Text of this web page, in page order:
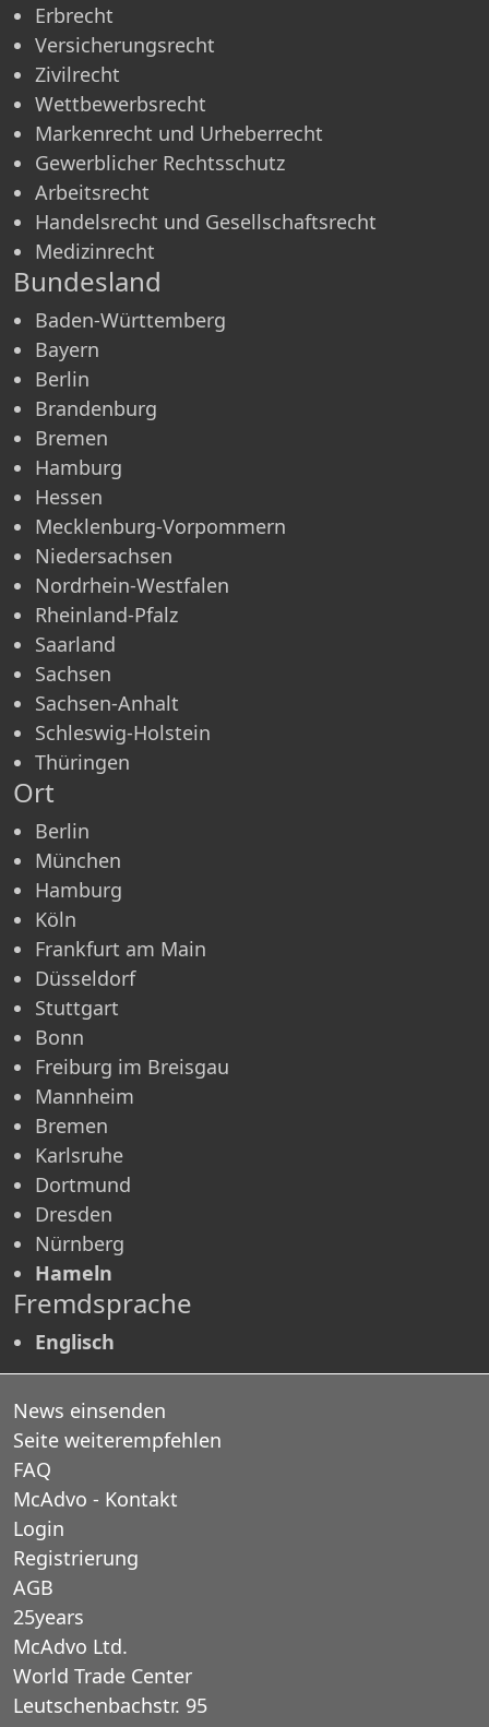
Erbrecht
Versicherungsrecht
Zivilrecht
Wettbewerbsrecht
Markenrecht und Urheberrecht
Gewerblicher Rechtsschutz
Arbeitsrecht
Handelsrecht und Gesellschaftsrecht
Medizinrecht
Bundesland
Baden-Württemberg
Bayern
Berlin
Brandenburg
Bremen
Hamburg
Hessen
Mecklenburg-Vorpommern
Niedersachsen
Nordrhein-Westfalen
Rheinland-Pfalz
Saarland
Sachsen
Sachsen-Anhalt
Schleswig-Holstein
Thüringen
Ort
Berlin
München
Hamburg
Köln
Frankfurt am Main
Düsseldorf
Stuttgart
Bonn
Freiburg im Breisgau
Mannheim
Bremen
Karlsruhe
Dortmund
Dresden
Nürnberg
Hameln
Fremdsprache
Englisch
News einsenden
Seite weiterempfehlen
FAQ
McAdvo - Kontakt
Login
Registrierung
AGB
25years
McAdvo Ltd.
World Trade Center
Leutschenbachstr. 95